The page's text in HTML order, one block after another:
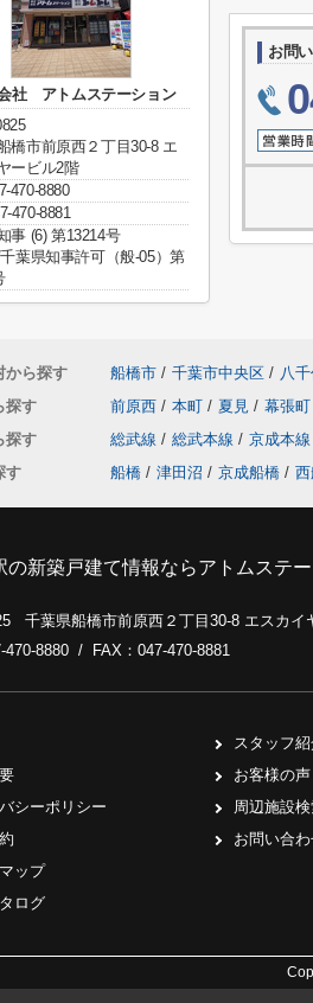
お問
社 アトムステーション
橋市前原西２丁目30-8 エ
ービル2階
470-8880
470-8881
事 (6) 第13214号
葉県知事許可（般-05）第
から探す 船橋市 / 千葉市中央区 / 八
探す
前原西 / 本町 / 夏見 / 幕張町
探す
総武線 / 総武本線 / 京成本線
す
船橋 / 津田沼 / 京成船橋 /
の新築戸建て情報ならアトムステ
千葉県船橋市前原西２丁目30-8 エスカイ
470-8880 / FAX：047-470-8881
シーポリシー
ップ
ログ
スタッフ
お客様の声
周辺施設
お問い合